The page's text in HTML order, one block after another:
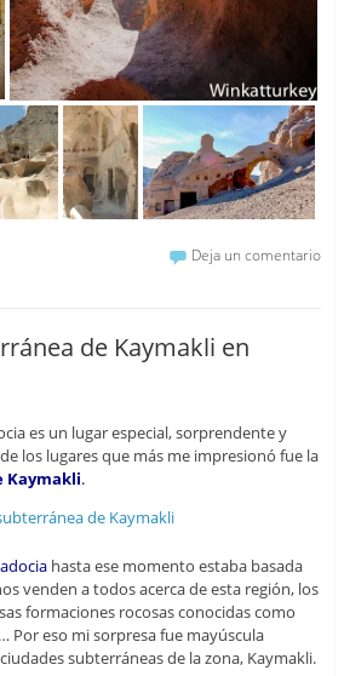
Deja un comentario
de Kaymakli en
es un lugar especial, sorprendente y
los lugares que más me impresionó fue la
Kaymakli.
hasta ese momento estaba basada
venden a todos acerca de esta región, los
formaciones rocosas conocidas como
Por eso mi sorpresa fue mayúscula
subterráneas de la zona, Kaymakli.